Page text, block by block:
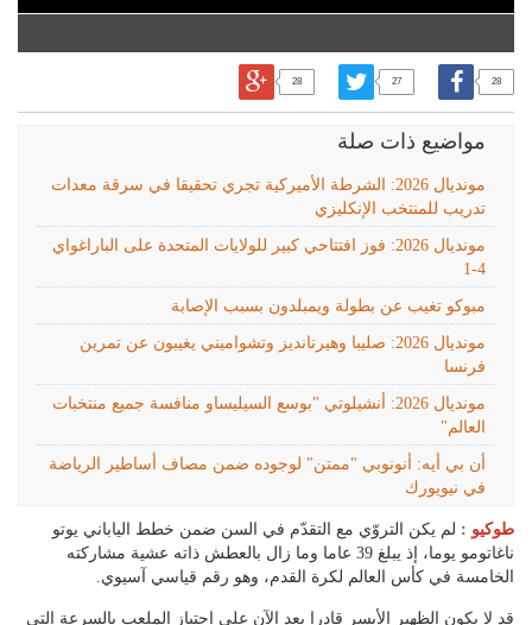
28
27
28
مواضيع ذات صلة
مونديال 2026: الشرطة الأميركية تجري تحقيقا في سرقة معدات
تدريب للمنتخب الإنكليزي
مونديال 2026: فوز افتتاحي كبير للولايات المتحدة على الباراغواي
4-1
مبوكو تغيب عن بطولة ويمبلدون بسبب الإصابة
مونديال 2026: صليبا وهيرنانديز وتشواميني يغيبون عن تمرين
فرنسا
مونديال 2026: أنشيلوتي "بوسع السيليساو منافسة جميع منتخبات
العالم"
أن بي أيه: أنونوبي "ممتن" لوجوده ضمن مصاف أساطير الرياضة
في نيويورك
طوكيو : لم يكن التروّي مع التقدّم في السن ضمن خطط الياباني يوتو
ناغاتومو يوما، إذ يبلغ 39 عاما وما زال بالعطش ذاته عشية مشاركته
الخامسة في كأس العالم لكرة القدم، وهو رقم قياسي آسيوي.
قد لا يكون الظهير الأيسر قادرا بعد الآن على اجتياز الملعب بالسرعة التي